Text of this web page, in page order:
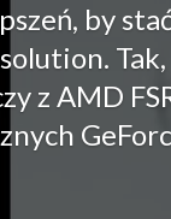
by
z AMD